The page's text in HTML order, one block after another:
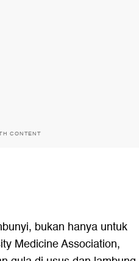
CONTENT
bukan hanya untuk
Medicine Association,